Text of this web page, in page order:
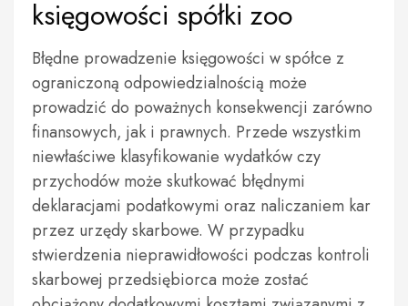
księgowości spółki zoo
Błędne prowadzenie księgowości w spółce z
ograniczoną odpowiedzialnością może
prowadzić do poważnych konsekwencji zarówno
finansowych, jak i prawnych. Przede wszystkim
niewłaściwe klasyfikowanie wydatków czy
przychodów może skutkować błędnymi
deklaracjami podatkowymi oraz naliczaniem kar
przez urzędy skarbowe. W przypadku
stwierdzenia nieprawidłowości podczas kontroli
skarbowej przedsiębiorca może zostać